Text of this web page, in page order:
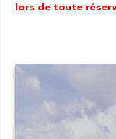
lors de toute